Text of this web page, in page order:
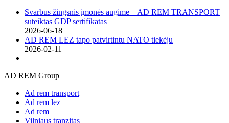
Svarbus žingsnis įmonės augime – AD REM TRANSPORT
suteiktas GDP sertifikatas
2026-06-18
AD REM LEZ tapo patvirtintu NATO tiekėju
2026-02-11
AD REM Group
Ad rem transport
Ad rem lez
Ad rem
Vilniaus tranzitas